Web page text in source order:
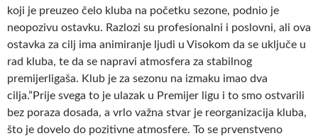
koji je preuzeo čelo kluba na početku sezone, podnio je
neopozivu ostavku. Razlozi su profesionalni i poslovni, ali ova
ostavka za cilj ima animiranje ljudi u Visokom da se uključe u
rad kluba, te da se napravi atmosfera za stabilnog
premijerligaša. Klub je za sezonu na izmaku imao dva
cilja.”Prije svega to je ulazak u Premijer ligu i to smo ostvarili
bez poraza dosada, a vrlo važna stvar je reorganizacija kluba,
što je dovelo do pozitivne atmosfere. To se prvenstveno